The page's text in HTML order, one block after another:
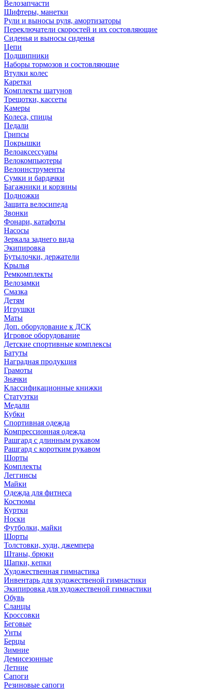
Велозапчасти
Шифтеры, манетки
Рули и выносы руля, амортизаторы
Переключатели скоростей и их состовляющие
Сиденья и выносы сиденья
Цепи
Подшипники
Наборы тормозов и состовляющие
Втулки колес
Каретки
Комплекты шатунов
Трещотки, кассеты
Камеры
Колеса, спицы
Педали
Грипсы
Покрышки
Велоаксессуары
Велокомпьютеры
Велоинструменты
Сумки и бардачки
Багажники и корзины
Подножки
Защита велосипеда
Звонки
Фонари, катафоты
Насосы
Зеркала заднего вида
Экипировка
Бутылочки, держатели
Крылья
Ремкомплекты
Велозамки
Смазка
Детям
Игрушки
Маты
Доп. оборудование к ДСК
Игровое оборудование
Детские спортивные комплексы
Батуты
Наградная продукция
Грамоты
Значки
Классификационные книжки
Статуэтки
Медали
Кубки
Спортивная одежда
Компрессионная одежда
Рашгард с длинным рукавом
Рашгард с коротким рукавом
Шорты
Комплекты
Леггинсы
Майки
Одежда для фитнеса
Костюмы
Куртки
Носки
Футболки, майки
Шорты
Толстовки, худи, джемпера
Штаны, брюки
Шапки, кепки
Художественная гимнастика
Инвентарь для художественой гимнастики
Экипировка для художественой гимнастики
Обувь
Сланцы
Кроссовки
Беговые
Унты
Берцы
Зимние
Демисезонные
Летние
Сапоги
Резиновые сапоги